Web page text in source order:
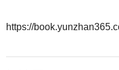
https://